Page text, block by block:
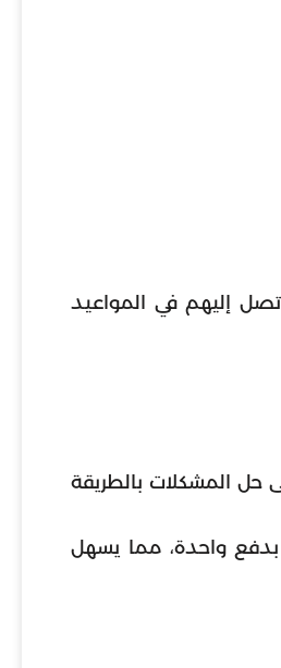
إليهم في المواعيد
حل المشكلات بالطريقة
واحدة، مما يسهل